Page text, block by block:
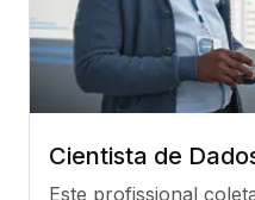
Cientista de
Este profissional